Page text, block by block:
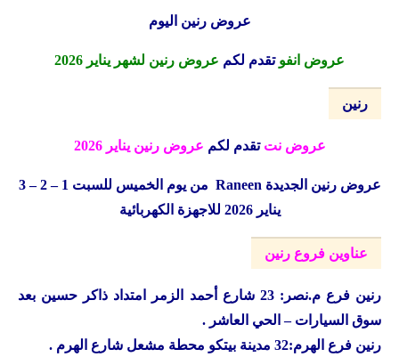
عروض رنين اليوم
عروض انفو تقدم لكم عروض رنين لشهر يناير 2026
رنين
عروض نت تقدم لكم عروض رنين يناير 2026
عروض رنين الجديدة Raneen
من يوم الخميس للسبت 1 – 2 – 3
يناير 2026 للاجهزة الكهربائية
عناوين فروع رنين
رنين
فرع م.نصر: 23 شارع أحمد الزمر امتداد ذاكر حسين بعد
سوق السيارات – الحي العاشر .
رنين فرع الهرم:32 مدينة بيتكو محطة مشعل شارع الهرم .